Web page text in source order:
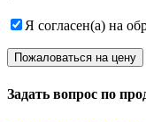
Я согласен(а) на
Пожаловаться на цену
Задать вопрос по